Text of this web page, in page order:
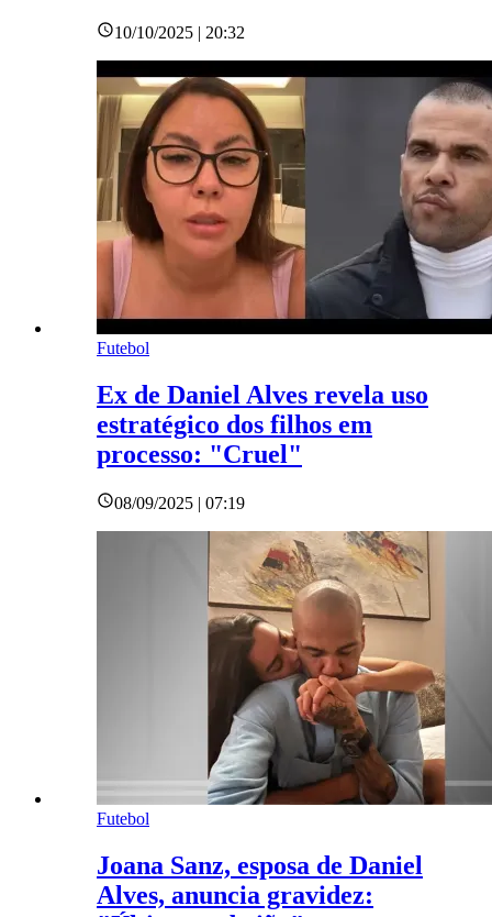
10/10/2025 | 20:32
Futebol
Ex de Daniel Alves revela uso
estratégico dos filhos em
processo: "Cruel"
08/09/2025 | 07:19
Futebol
Joana Sanz, esposa de Daniel
Alves, anuncia gravidez: